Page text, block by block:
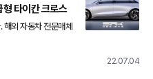
타이칸 크로스
외 자동차 전문매체
Designs에서 제작
22.07.04